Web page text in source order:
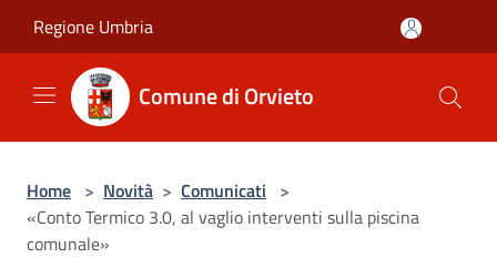
Regione Umbria
Comune di Orvieto
Home > Novità > Comunicati >
«Conto Termico 3.0, al vaglio interventi sulla piscina
comunale»